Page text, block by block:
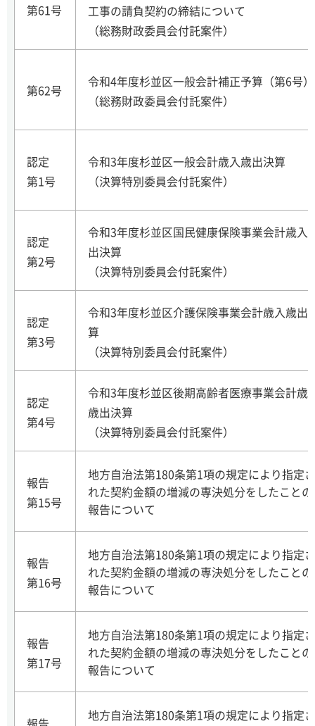
第61号
工事の請負契約の締結について
（総務財政委員会付託案件）
第62号
令和4年度杉並区一般会計補正予算（第6号）
（総務財政委員会付託案件）
認定
第1号
令和3年度杉並区一般会計歳入歳出決算
（決算特別委員会付託案件）
認定
第2号
令和3年度杉並区国民健康保険事業会計歳入
出決算
（決算特別委員会付託案件）
認定
第3号
令和3年度杉並区介護保険事業会計歳入歳出
算
（決算特別委員会付託案件）
認定
第4号
令和3年度杉並区後期高齢者医療事業会計歳
歳出決算
（決算特別委員会付託案件）
報告
第15号
地方自治法第180条第1項の規定により指定さ
れた契約金額の増減の専決処分をしたことの
報告について
報告
第16号
地方自治法第180条第1項の規定により指定さ
れた契約金額の増減の専決処分をしたことの
報告について
報告
第17号
地方自治法第180条第1項の規定により指定さ
れた契約金額の増減の専決処分をしたことの
報告について
地方自治法第180条第1項の規定により指定さ